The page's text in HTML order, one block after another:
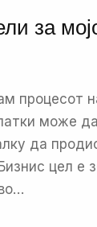
за
процесот
може
да
цел е